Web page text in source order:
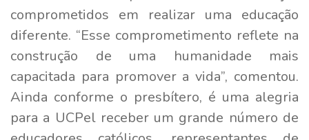
comprometidos em realizar uma educação
diferente. “Esse comprometimento reflete na
construção de uma humanidade mais
capacitada para promover a vida”, comentou.
Ainda conforme o presbítero, é uma alegria
para a UCPel receber um grande número de